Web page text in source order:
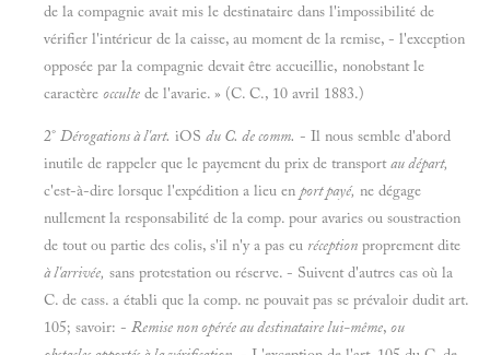
de la compagnie avait mis le destinataire dans l'impossibilité de
vérifier l'intérieur de la caisse, au moment de la remise, - l'exception
opposée par la compagnie devait être accueillie, nonobstant le
caractère occulte de l'avarie. » (C. C., 10 avril 1883.)
2° Dérogations à l'art. iOS du C. de comm. - Il nous semble d'abord
inutile de rappeler que le payement du prix de transportau départ,
c'est-à-dire lorsque l'expédition a lieu en port payé, ne dégage
nullement la responsabilité de la eomp. pour avaries ou soustraction
de tout ou partie des colis, s'il n'y a pas eu réception proprement dite
à l'arrivée, sans protestation ou réserve. - Suivent d'autres cas où la
C. de cass. a établi que la comp. ne pouvait pas se prévaloir dudit art.
105; savoir: - Remise non opérée au destinataire lui-même, ou